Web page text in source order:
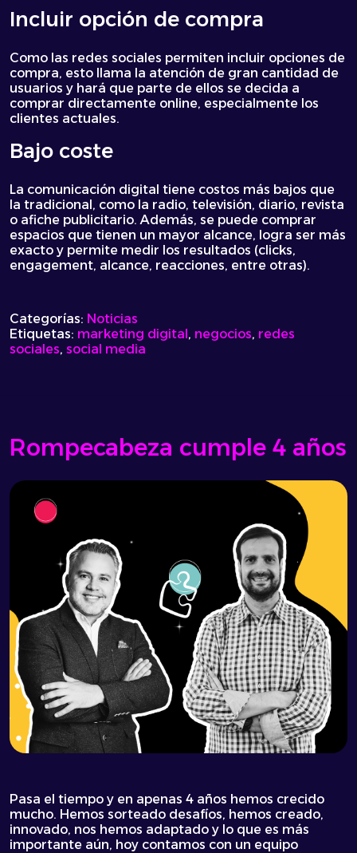
Incluir opción de compra
Como las redes sociales permiten incluir opciones de
compra, esto llama la atención de gran cantidad de
usuarios y hará que parte de ellos se decida a
comprar directamente online, especialmente los
clientes actuales.
Bajo coste
La comunicación digital tiene costos más bajos que
la tradicional, como la radio, televisión, diario, revista
o afiche publicitario. Además, se puede comprar
espacios que tienen un mayor alcance, logra ser más
exacto y permite medir los resultados (clicks,
engagement, alcance, reacciones, entre otras).
Categorías: Noticias
Etiquetas: marketing digital, negocios, redes
sociales, social media
Rompecabeza cumple 4 años
Pasa el tiempo y en apenas 4 años hemos crecido
mucho. Hemos sorteado desafíos, hemos creado,
innovado, nos hemos adaptado y lo que es más
importante aún, hoy contamos con un equipo